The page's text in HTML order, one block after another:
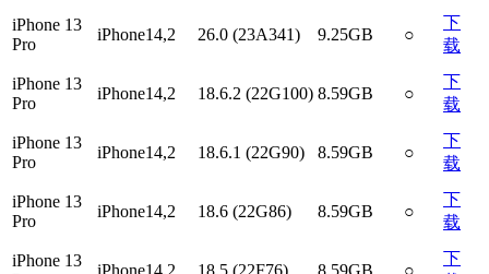
iPhone 13
Pro
iPhone14,2 26.0 (23A341) 9.25GB ○
下
载
iPhone 13
Pro
iPhone14,2 18.6.2 (22G100) 8.59GB ○
下
载
iPhone 13
Pro
iPhone14,2 18.6.1 (22G90) 8.59GB ○
下
载
iPhone 13
Pro
iPhone14,2 18.6 (22G86) 8.59GB ○
下
载
iPhone 13
iPhone14,2 18.5 (22F76) 8.59GB ○
下